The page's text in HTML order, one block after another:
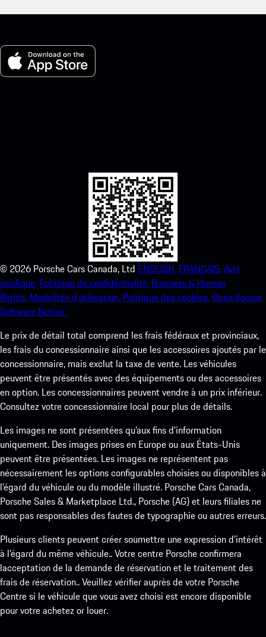
© 2026 Porsche Cars Canada, Ltd ENGLISH. FRANCAIS.Avis
juridique. Politique de confidentialité. Business & Human
Rights. Modalités d’utilisation. Politique des cookies.Open Source
Software Notice.
Le prix de détail total comprend les frais fédéraux et provinciaux,
les frais du concessionnaire ainsi que les accessoires ajoutés par le
concessionnaire, mais exclut la taxe de vente. Les véhicules
peuvent être présentés avec des équipements ou des accessoires
en option. Les concessionnaires peuvent vendre à un prix inférieur.
Consultez votre concessionnaire local pour plus de détails.
Les images ne sont présentées qu’aux fins d’information
uniquement. Des images prises en Europe ou aux États-Unis
peuvent être présentées. Les images ne représentent pas
nécessairement les options configurables choisies ou disponibles à
l’égard du véhicule ou du modèle illustré. Porsche Cars Canada,
Porsche Sales & Marketplace Ltd., Porsche (AG) et leurs filiales ne
sont pas responsables des fautes de typographie ou autres erreurs.
Plusieurs clients peuvent créer soumettre une expression d’intérêt
à l’égard du même véhicule.. Votre centre Porsche confirmera
lacceptation de la demande de réservation et le traitement des
frais de réservation.. Veuillez vérifier auprès de votre Porsche
Centre si le véhicule que vous avez choisi est encore disponible
pour votre achetez or louer.